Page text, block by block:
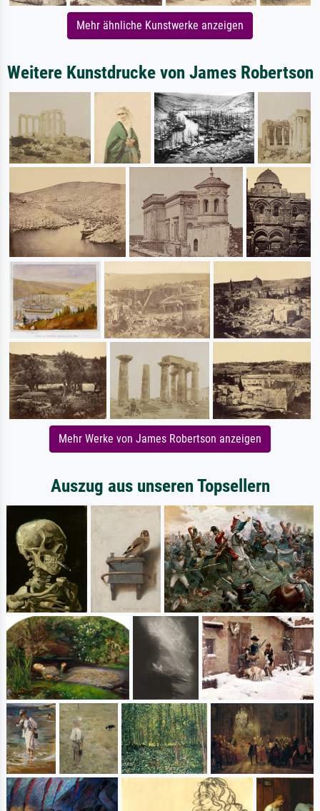
Mehr ähnliche Kunstwerke anzeigen
Weitere Kunstdrucke von James Robertson
Mehr Werke von James Robertson anzeigen
Auszug aus unseren Topsellern